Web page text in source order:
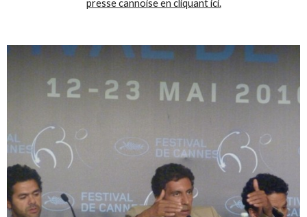
presse cannoise en cliquant ici.